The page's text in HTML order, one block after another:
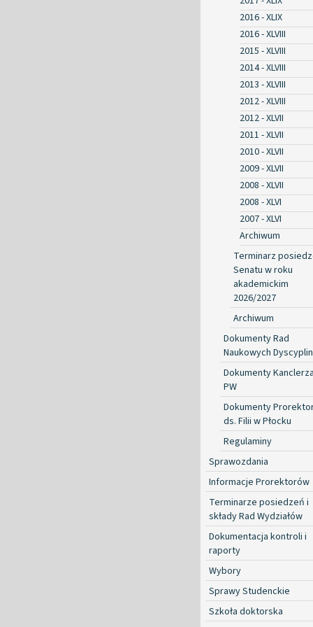
2016 - XLIX
2016 - XLVIII
2015 - XLVIII
2014 - XLVIII
2013 - XLVIII
2012 - XLVIII
2012 - XLVII
2011 - XLVII
2010 - XLVII
2009 - XLVII
2008 - XLVII
2008 - XLVI
2007 - XLVI
Archiwum
Terminarz
Senatu w roku
akademickim
2026/2027
Archiwum
Dokumenty Rad
Naukowych Dyscyplin
Dokumenty
PW
Dokumenty
ds. Filii w Płocku
Regulaminy
Sprawozdania
Informacje Prorektorów
Terminarze posiedzeń i
składy Rad Wydziałów
Dokumentacja kontroli i
raporty
Wybory
Sprawy Studenckie
Szkoła doktorska